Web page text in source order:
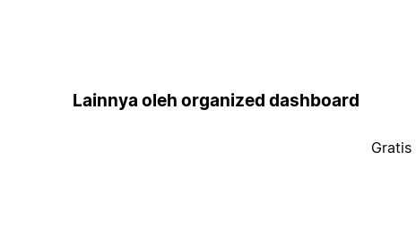
Lainnya oleh organized dashboard
Gratis